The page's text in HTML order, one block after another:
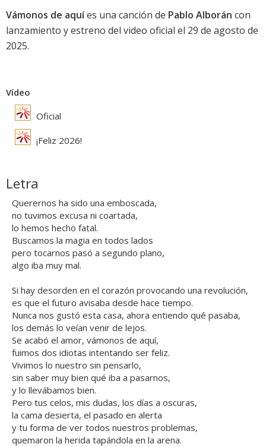
Vámonos de aquíes una canción de Pablo Alborán con
lanzamiento y estreno del video oficial el 29 de agosto de
2025.
Vídeo
Oficial
¡Feliz 2026!
Letra
Querernos ha sido una emboscada,
no tuvimos excusa ni coartada,
lo hemos hecho fatal.
Buscamos la magia en todos lados
pero tocarnos pasó a segundo plano,
algo iba muy mal.
Si hay desorden en el corazón provocando una revolución,
es que el futuro avisaba desde hace tiempo.
Nunca nos gustó esta casa, ahora entiendo qué pasaba,
los demás lo veían venir de lejos.
Se acabó el amor, vámonos de aquí,
fuimos dos idiotas intentando ser feliz.
Vivimos lo nuestro sin pensarlo,
sin saber muy bien qué iba a pasarnos,
y lo llevábamos bien.
Pero tus celos, mis dudas, los días a oscuras,
la cama desierta, el pasado en alerta
y tu forma de ver todos nuestros problemas,
quemaron la herida tapándola en la arena.